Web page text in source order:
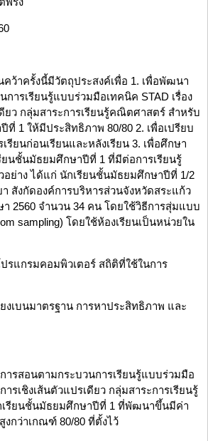
คว้าครั้งนี้มีวัตถุประสงค์เพื่อ 1. เพื่อพัฒนา
ารเรียนรู้แบบร่วมมือเทคนิค STAD เรื่อง
ยว กลุ่มสาระการเรียนรู้คณิตศาสตร์ สำหรับ
1 ให้มีประสิทธิภาพ 80/80 2. เพื่อเปรียบ
รียนก่อนเรียนและหลังเรียน 3. เพื่อศึกษา
ยนชั้นมัธยมศึกษาปีที่ 1 ที่มีต่อการเรียนรู้
ย่าง ได้แก่ นักเรียนชั้นมัธยมศึกษาปีที่ 1/2
สังกัดองค์การบริหารส่วนจังหวัดสระแก้ว
2560 จำนวน 34 คน โดยใช้วิธีการสุ่มแบบ
sampling) โดยใช้ห้องเรียนเป็นหน่วยใน
รแกรมคอมพิวเตอร์ สถิติที่ใช้ในการ
งเบนมาตรฐาน การหาประสิทธิภาพ และ
ารสอนตามกระบวนการเรียนรู้แบบร่วมมือ
ารเชิงเส้นตัวแปรเดียว กลุ่มสาระการเรียนรู้
รียนชั้นมัธยมศึกษาปีที่ 1 ที่พัฒนาขึ้นมีค่า
งกว่าเกณฑ์ 80/80 ที่ตั้งไว้